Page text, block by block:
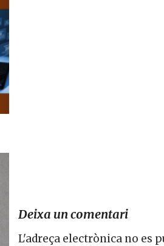
Deixa un comentari
L'adreça electrònica no es